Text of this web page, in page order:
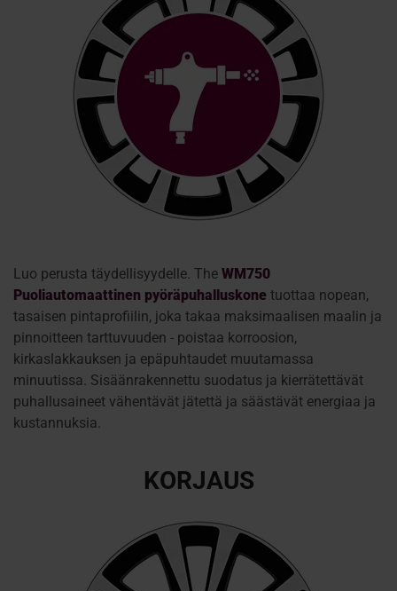
Luo perusta täydellisyydelle. The WM750
Puoliautomaattinen pyöräpuhalluskone tuottaa nopean,
tasaisen pintaprofiilin, joka takaa maksimaalisen maalin ja
pinnoitteen tarttuvuuden - poistaa korroosion,
kirkaslakkauksen ja epäpuhtaudet muutamassa
minuutissa. Sisäänrakennettu suodatus ja kierrätettävät
puhallusaineet vähentävät jätettä ja säästävät energiaa ja
kustannuksia.
KORJAUS